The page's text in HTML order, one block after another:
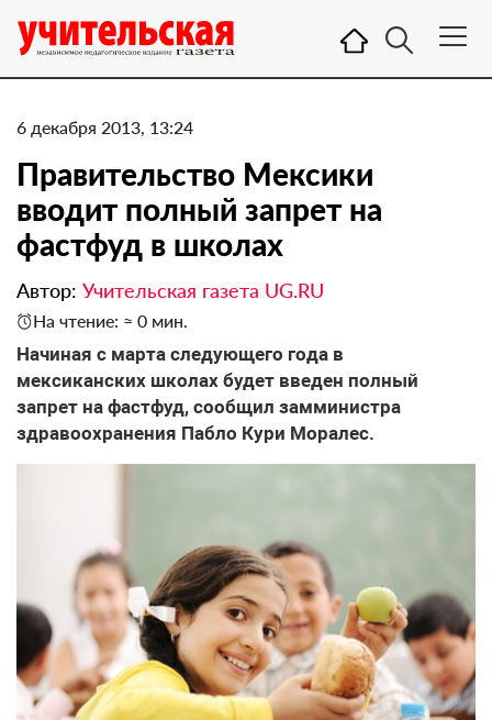
6 декабря 2013, 13:24
Правительство Мексики
вводит полный запрет на
фастфуд в школах
Автор: Учительская газета UG.RU
На чтение: ≈ 0 мин.
Начиная с марта следующего года в
мексиканских школах будет введен полный
запрет на фастфуд, сообщил замминистра
здравоохранения Пабло Кури Моралес.